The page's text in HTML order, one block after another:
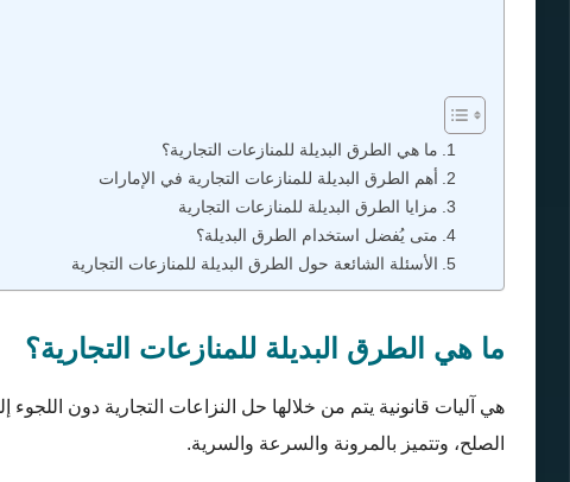
ما هي الطرق البديلة للمنازعات التجارية؟
أهم الطرق البديلة للمنازعات التجارية في الإمارات
مزايا الطرق البديلة للمنازعات التجارية
متى يُفضل استخدام الطرق البديلة؟
الأسئلة الشائعة حول الطرق البديلة للمنازعات التجارية
ما هي الطرق البديلة للمنازعات التجارية؟
هي آليات قانونية يتم من خلالها حل النزاعات التجارية دون
الصلح، وتتميز بالمرونة والسرعة والسرية.